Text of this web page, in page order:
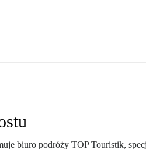
biuro podróży TOP Touristik,